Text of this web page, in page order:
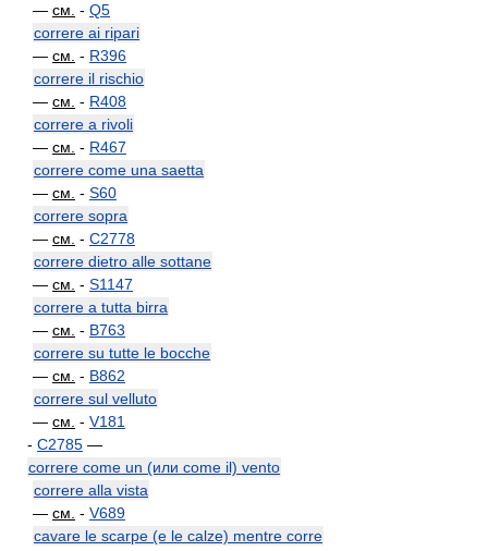
— см. - Q5
correre ai ripari
— см. - R396
correre il rischio
— см. - R408
correre a rivoli
— см. - R467
correre come una saetta
— см. - S60
correre sopra
— см. - C2778
correre dietro alle sottane
— см. - S1147
correre a tutta birra
— см. - B763
correre su tutte le bocche
— см. - B862
correre sul velluto
— см. - V181
- C2785 —
correre come un (или come il) vento
correre alla vista
— см. - V689
cavare le scarpe (e le calze) mentre corre